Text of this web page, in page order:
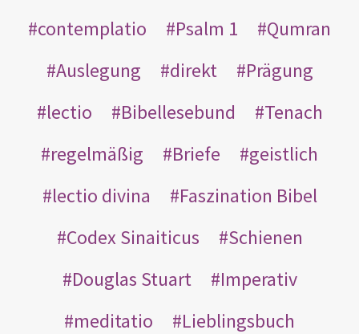
contemplatio
Psalm 1
Qumran
Auslegung
direkt
Prägung
lectio
Bibellesebund
Tenach
regelmäßig
Briefe
geistlich
lectio divina
Faszination Bibel
Codex Sinaiticus
Schienen
Douglas Stuart
Imperativ
meditatio
Lieblingsbuch